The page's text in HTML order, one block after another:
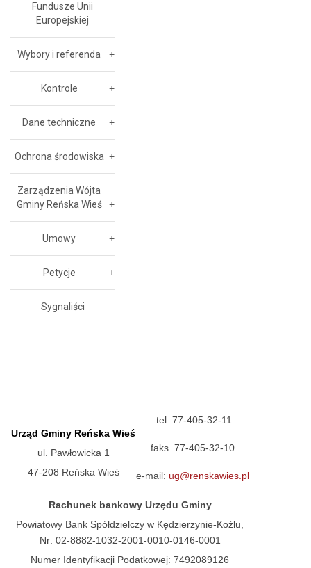
Fundusze Unii
Europejskiej
Wybory i referenda
Kontrole
Dane techniczne
Ochrona środowiska
Zarządzenia Wójta
Gminy Reńska Wieś
Umowy
Petycje
Sygnaliści
Urząd Gminy Reńska Wieś
ul. Pawłowicka 1
47-208 Reńska Wieś
tel. 77-405-32-11
faks. 77-405-32-10
e-mail: ug@renskawies.pl
Rachunek bankowy Urzędu Gminy
Powiatowy Bank Spółdzielczy w Kędzierzynie-Koźlu,
Nr: 02-8882-1032-2001-0010-0146-0001
Numer Identyfikacji Podatkowej: 7492089126